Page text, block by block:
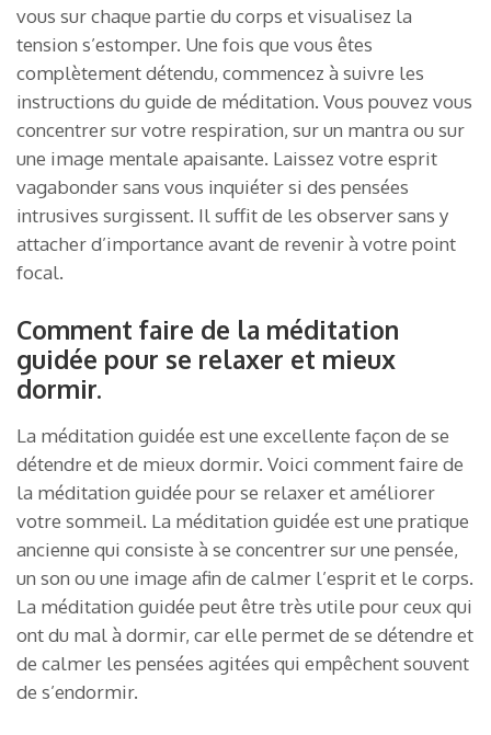
vous sur chaque partie du corps et visualisez la
tension s’estomper. Une fois que vous êtes
complètement détendu, commencez à suivre les
instructions du guide de méditation. Vous pouvez vous
concentrer sur votre respiration, sur un mantra ou sur
une image mentale apaisante. Laissez votre esprit
vagabonder sans vous inquiéter si des pensées
intrusives surgissent. Il suffit de les observer sans y
attacher d’importance avant de revenir à votre point
focal.
Comment faire de la méditation
guidée pour se relaxer et mieux
dormir.
La méditation guidée est une excellente façon de se
détendre et de mieux dormir. Voici comment faire de
la méditation guidée pour se relaxer et améliorer
votre sommeil. La méditation guidée est une pratique
ancienne qui consiste à se concentrer sur une pensée,
un son ou une image afin de calmer l’esprit et le corps.
La méditation guidée peut être très utile pour ceux qui
ont du mal à dormir, car elle permet de se détendre et
de calmer les pensées agitées qui empêchent souvent
de s’endormir.